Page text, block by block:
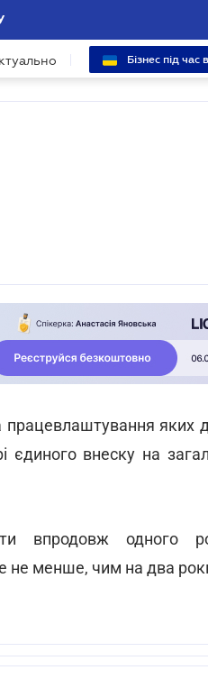
Бізнес під час
працевлаштування яких
внеску на
впродовж одного
не менше, чим на два